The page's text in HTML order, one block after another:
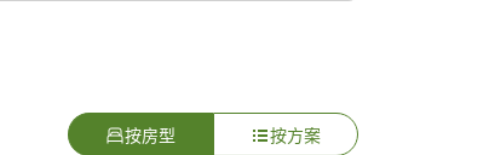
按房型 按方案